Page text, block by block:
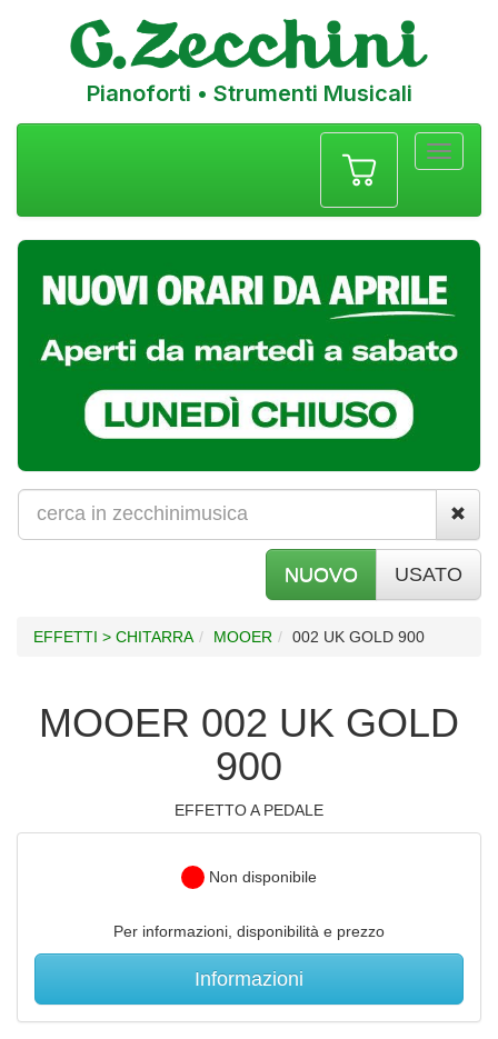
Pianoforti • Strumenti Musicali
NUOVO USATO
EFFETTI > CHITARRA MOOER 002 UK GOLD 900
MOOER 002 UK GOLD
900
EFFETTO A PEDALE
Non disponibile
Per informazioni, disponibilità e prezzo
Informazioni